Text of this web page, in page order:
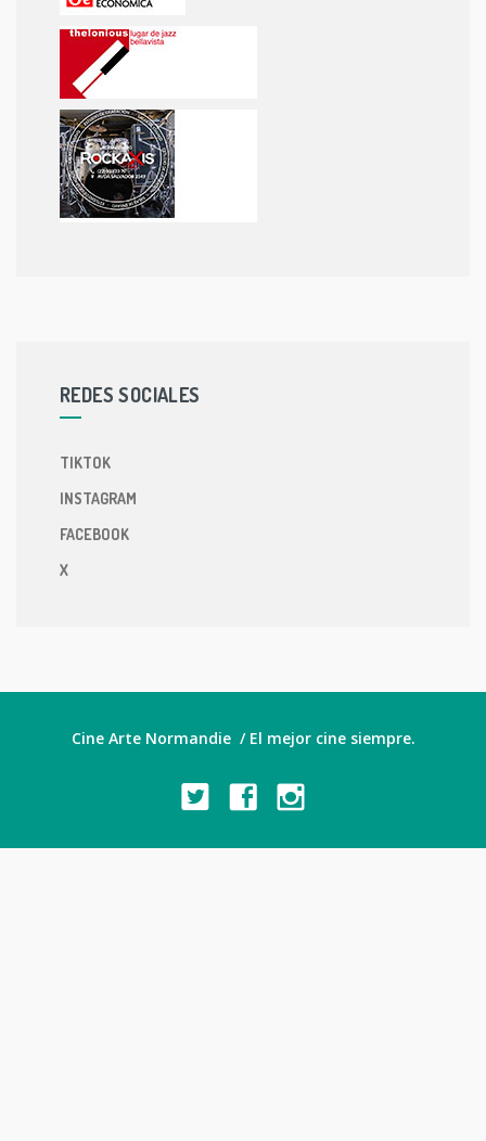
REDES SOCIALES
TIKTOK
INSTAGRAM
FACEBOOK
X
Cine Arte Normandie / El mejor cine siempre.